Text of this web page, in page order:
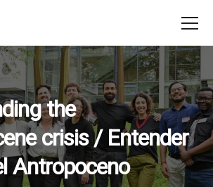
the
crisis / Entender
Antropoceno